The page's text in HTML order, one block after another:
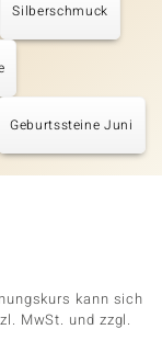
Silberschmuck
Geburtssteine Juni
kann sich
MwSt. und zzgl.